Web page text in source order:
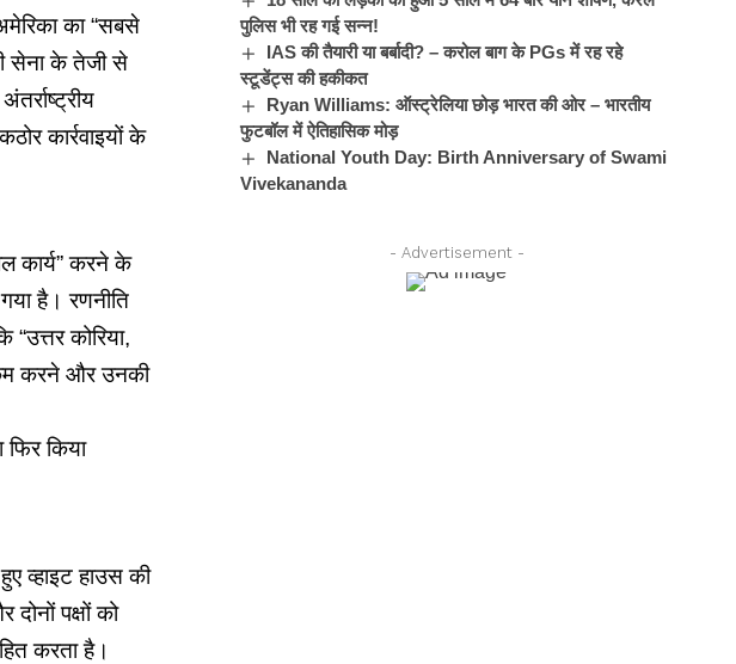
का “सबसे
सेना के तेजी से
कार्रवाइयों के
कार्य” करने के
है। रणनीति
कोरिया,
कम करने और उनकी
किया
व्हाइट हाउस की
पक्षों को
करता है।
पुलिस भी रह गई सन्न!
IAS की तैयारी या बर्बादी? – करोल बाग के PGs में रह रहे
स्टूडेंट्स की हकीकत
Ryan Williams: ऑस्ट्रेलिया छोड़ भारत की ओर – भारतीय
फुटबॉल में ऐतिहासिक मोड़
National Youth Day: Birth Anniversary of Swami
Vivekananda
- Advertisement -